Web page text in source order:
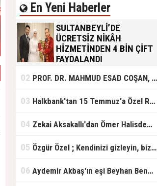
En Yeni Haberler
SULTANBEYLİ’DE
ÜCRETSİZ NİKÂH
HİZMETİNDEN 4 BİN ÇİFT
FAYDALANDI
olan gençlere destek amacıyla
başlattığı ücretsiz nikâh hizmetini
başlattıklarını belirten Sultanbeyli
ücretsiz hizmet vermenin
02 PROF. DR. MAHMUD ESAD COŞAN, DOĞUMUNUN HİCRÎ 91. YILINDA ELAZIĞ'DA YÂD EDİLECEK
03 Halkbank'tan 15 Temmuz'a Özel Reklam Filmi: "İrade Bizim, Zafer Bizim"
04 Zekai Aksakallı'dan Ömer Halisdemir'e 'vefa' ziyareti!
05 Özgür Özel ; Kendinizi gizleyin, bizden işaret bekleyin
06 Aydemir Akbaş'ın eşi Beyhan Benek Akbaş hayatını kaybetti